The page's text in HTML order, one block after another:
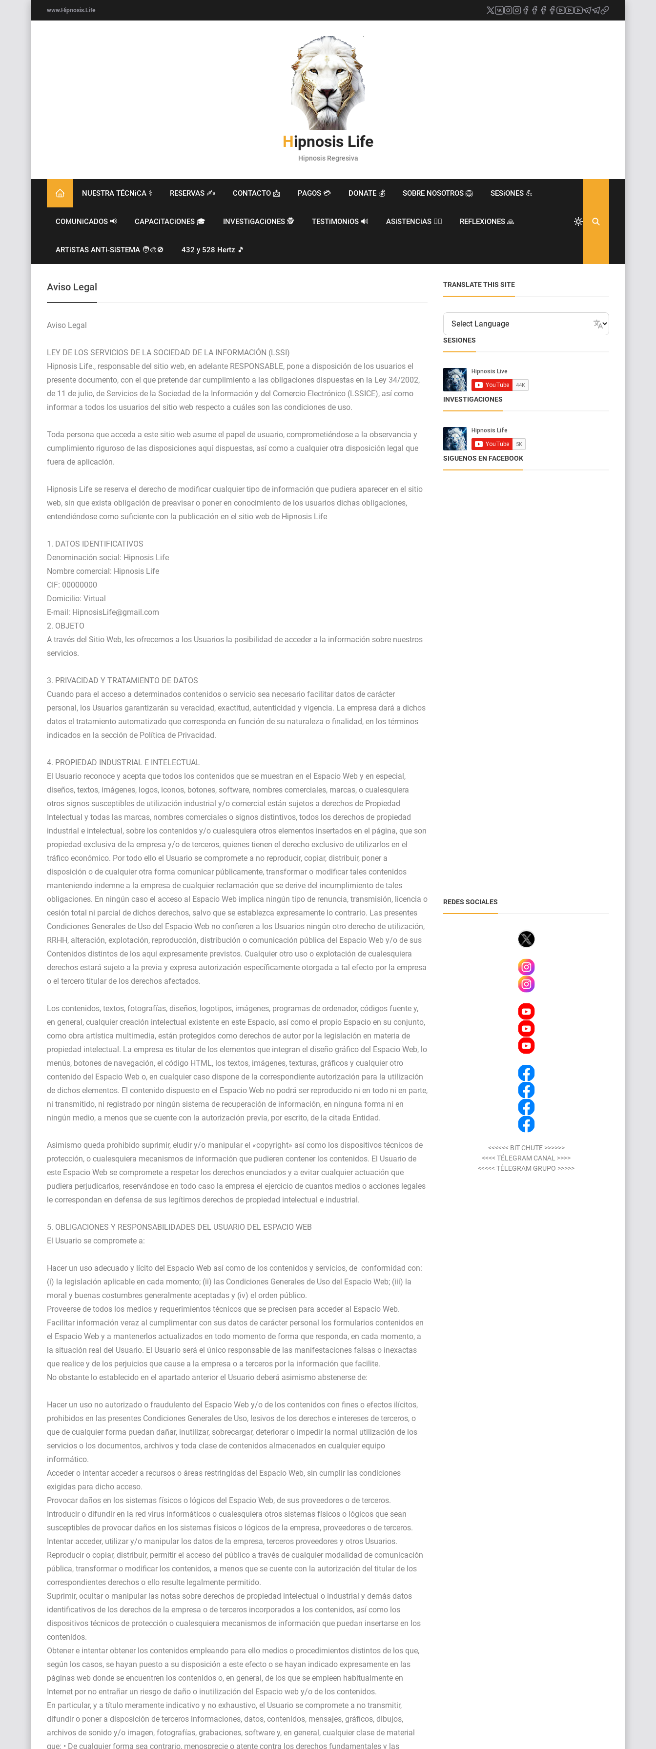
www.Hipnosis.Life
Hipnosis Life
Hipnosis Regresiva
NUESTRA TÉCNiCA ⚕️ RESERVAS ✍️ CONTACTO 📩 PAGOS 💳 DONATE 💰 SOBRE NOSOTROS 🦁 SESiONES 💪
COMUNiCADOS 📢 CAPACiTACiONES 🎓 INVESTiGACiONES 🕵️ TESTiMONiOS 🔊 ASiSTENCiAS 🧙‍♂️ REFLEXiONES 🙏
ARTiSTAS ANTi-SiSTEMA 🧑‍🎨🚫 432 y 528 Hertz 🎵
Aviso Legal
Aviso Legal
LEY DE LOS SERVICIOS DE LA SOCIEDAD DE LA INFORMACIÓN (LSSI)
Hipnosis Life., responsable del sitio web, en adelante RESPONSABLE, pone a disposición de los usuarios el
presente documento, con el que pretende dar cumplimiento a las obligaciones dispuestas en la Ley 34/2002,
de 11 de julio, de Servicios de la Sociedad de la Información y del Comercio Electrónico (LSSICE), así como
informar a todos los usuarios del sitio web respecto a cuáles son las condiciones de uso.
Toda persona que acceda a este sitio web asume el papel de usuario, comprometiéndose a la observancia y
cumplimiento riguroso de las disposiciones aquí dispuestas, así como a cualquier otra disposición legal que
fuera de aplicación.
Hipnosis Life se reserva el derecho de modificar cualquier tipo de información que pudiera aparecer en el sitio
web, sin que exista obligación de preavisar o poner en conocimiento de los usuarios dichas obligaciones,
entendiéndose como suficiente con la publicación en el sitio web de Hipnosis Life
1. DATOS IDENTIFICATIVOS
Denominación social: Hipnosis Life
Nombre comercial: Hipnosis Life
CIF: 00000000
Domicilio: Virtual
E-mail: HipnosisLife@gmail.com
2. OBJETO
A través del Sitio Web, les ofrecemos a los Usuarios la posibilidad de acceder a la información sobre nuestros
servicios.
3. PRIVACIDAD Y TRATAMIENTO DE DATOS
Cuando para el acceso a determinados contenidos o servicio sea necesario facilitar datos de carácter
personal, los Usuarios garantizarán su veracidad, exactitud, autenticidad y vigencia. La empresa dará a dichos
datos el tratamiento automatizado que corresponda en función de su naturaleza o finalidad, en los términos
indicados en la sección de Política de Privacidad.
4. PROPIEDAD INDUSTRIAL E INTELECTUAL
El Usuario reconoce y acepta que todos los contenidos que se muestran en el Espacio Web y en especial,
diseños, textos, imágenes, logos, iconos, botones, software, nombres comerciales, marcas, o cualesquiera
otros signos susceptibles de utilización industrial y/o comercial están sujetos a derechos de Propiedad
Intelectual y todas las marcas, nombres comerciales o signos distintivos, todos los derechos de propiedad
industrial e intelectual, sobre los contenidos y/o cualesquiera otros elementos insertados en el página, que son
propiedad exclusiva de la empresa y/o de terceros, quienes tienen el derecho exclusivo de utilizarlos en el
tráfico económico. Por todo ello el Usuario se compromete a no reproducir, copiar, distribuir, poner a
disposición o de cualquier otra forma comunicar públicamente, transformar o modificar tales contenidos
manteniendo indemne a la empresa de cualquier reclamación que se derive del incumplimiento de tales
obligaciones. En ningún caso el acceso al Espacio Web implica ningún tipo de renuncia, transmisión, licencia o
cesión total ni parcial de dichos derechos, salvo que se establezca expresamente lo contrario. Las presentes
Condiciones Generales de Uso del Espacio Web no confieren a los Usuarios ningún otro derecho de utilización,
RRHH, alteración, explotación, reproducción, distribución o comunicación pública del Espacio Web y/o de sus
Contenidos distintos de los aquí expresamente previstos. Cualquier otro uso o explotación de cualesquiera
derechos estará sujeto a la previa y expresa autorización específicamente otorgada a tal efecto por la empresa
o el tercero titular de los derechos afectados.
Los contenidos, textos, fotografías, diseños, logotipos, imágenes, programas de ordenador, códigos fuente y,
en general, cualquier creación intelectual existente en este Espacio, así como el propio Espacio en su conjunto,
como obra artística multimedia, están protegidos como derechos de autor por la legislación en materia de
propiedad intelectual. La empresa es titular de los elementos que integran el diseño gráfico del Espacio Web, lo
menús, botones de navegación, el código HTML, los textos, imágenes, texturas, gráficos y cualquier otro
contenido del Espacio Web o, en cualquier caso dispone de la correspondiente autorización para la utilización
de dichos elementos. El contenido dispuesto en el Espacio Web no podrá ser reproducido ni en todo ni en parte,
ni transmitido, ni registrado por ningún sistema de recuperación de información, en ninguna forma ni en
ningún medio, a menos que se cuente con la autorización previa, por escrito, de la citada Entidad.
Asimismo queda prohibido suprimir, eludir y/o manipular el «copyright» así como los dispositivos técnicos de
protección, o cualesquiera mecanismos de información que pudieren contener los contenidos. El Usuario de
este Espacio Web se compromete a respetar los derechos enunciados y a evitar cualquier actuación que
pudiera perjudicarlos, reservándose en todo caso la empresa el ejercicio de cuantos medios o acciones legales
le correspondan en defensa de sus legítimos derechos de propiedad intelectual e industrial.
5. OBLIGACIONES Y RESPONSABILIDADES DEL USUARIO DEL ESPACIO WEB
El Usuario se compromete a:
Hacer un uso adecuado y lícito del Espacio Web así como de los contenidos y servicios, de conformidad con:
(i) la legislación aplicable en cada momento; (ii) las Condiciones Generales de Uso del Espacio Web; (iii) la
moral y buenas costumbres generalmente aceptadas y (iv) el orden público.
Proveerse de todos los medios y requerimientos técnicos que se precisen para acceder al Espacio Web.
Facilitar información veraz al cumplimentar con sus datos de carácter personal los formularios contenidos en
el Espacio Web y a mantenerlos actualizados en todo momento de forma que responda, en cada momento, a
la situación real del Usuario. El Usuario será el único responsable de las manifestaciones falsas o inexactas
que realice y de los perjuicios que cause a la empresa o a terceros por la información que facilite.
No obstante lo establecido en el apartado anterior el Usuario deberá asimismo abstenerse de:
Hacer un uso no autorizado o fraudulento del Espacio Web y/o de los contenidos con fines o efectos ilícitos,
prohibidos en las presentes Condiciones Generales de Uso, lesivos de los derechos e intereses de terceros, o
que de cualquier forma puedan dañar, inutilizar, sobrecargar, deteriorar o impedir la normal utilización de los
servicios o los documentos, archivos y toda clase de contenidos almacenados en cualquier equipo
informático.
Acceder o intentar acceder a recursos o áreas restringidas del Espacio Web, sin cumplir las condiciones
exigidas para dicho acceso.
Provocar daños en los sistemas físicos o lógicos del Espacio Web, de sus proveedores o de terceros.
Introducir o difundir en la red virus informáticos o cualesquiera otros sistemas físicos o lógicos que sean
susceptibles de provocar daños en los sistemas físicos o lógicos de la empresa, proveedores o de terceros.
Intentar acceder, utilizar y/o manipular los datos de la empresa, terceros proveedores y otros Usuarios.
Reproducir o copiar, distribuir, permitir el acceso del público a través de cualquier modalidad de comunicación
pública, transformar o modificar los contenidos, a menos que se cuente con la autorización del titular de los
correspondientes derechos o ello resulte legalmente permitido.
Suprimir, ocultar o manipular las notas sobre derechos de propiedad intelectual o industrial y demás datos
identificativos de los derechos de la empresa o de terceros incorporados a los contenidos, así como los
dispositivos técnicos de protección o cualesquiera mecanismos de información que puedan insertarse en los
contenidos.
Obtener e intentar obtener los contenidos empleando para ello medios o procedimientos distintos de los que,
según los casos, se hayan puesto a su disposición a este efecto o se hayan indicado expresamente en las
páginas web donde se encuentren los contenidos o, en general, de los que se empleen habitualmente en
Internet por no entrañar un riesgo de daño o inutilización del Espacio web y/o de los contenidos.
En particular, y a título meramente indicativo y no exhaustivo, el Usuario se compromete a no transmitir,
difundir o poner a disposición de terceros informaciones, datos, contenidos, mensajes, gráficos, dibujos,
archivos de sonido y/o imagen, fotografías, grabaciones, software y, en general, cualquier clase de material
que: • De cualquier forma sea contrario, menosprecie o atente contra los derechos fundamentales y las
TRANSLATE THIS SITE
SESIONES
INVESTIGACIONES
SIGUENOS EN FACEBOOK
REDES SOCIALES
<<<<<< BiT CHUTE >>>>>>
<<<< TÉLEGRAM CANAL >>>>
<<<<< TÉLEGRAM GRUPO >>>>>